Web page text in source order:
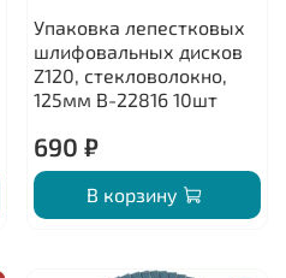
Упаковка лепестковых
шлифовальных дисков
Z120, стекловолокно,
125мм B-22816 10шт
690 ₽
В корзину